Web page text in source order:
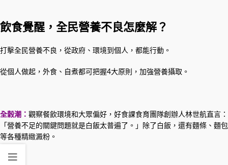
飲食覺醒，全民營養不良怎麼解？
打擊全民營養不良，從政府、環境到個人，都能行動。
從個人做起，外食、自煮都可把握4大原則，加強營養攝取。
全榖潮： 觀察餐飲環境和大眾偏好，好食課食育團隊創辦人林世航直言：
「營養不足的關鍵問題就是白飯太普遍了。」除了白飯，還有麵條、麵包
等各種精緻澱粉。